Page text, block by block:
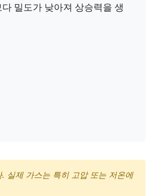
밀도가 낮아져 상승력을 생
실제 가스는 특히 고압 또는 저온에